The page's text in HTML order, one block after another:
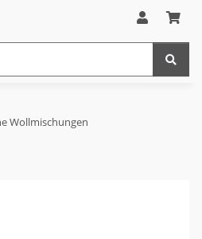
Wollmischungen